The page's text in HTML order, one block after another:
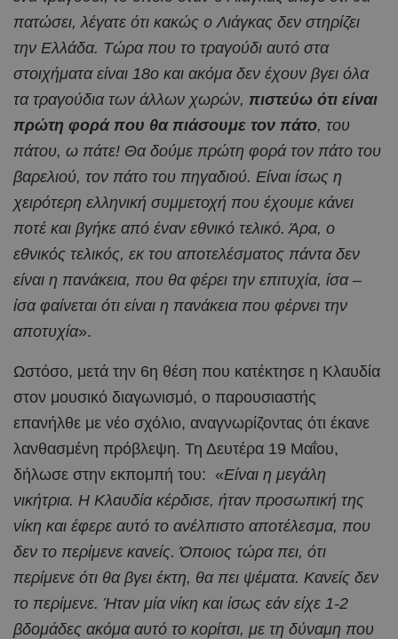
πατώσει, λέγατε ότι κακώς ο Λιάγκας δεν στηρίζει
την Ελλάδα. Τώρα που το τραγούδι αυτό στα
στοιχήματα είναι 18ο και ακόμα δεν έχουν βγει όλα
τα τραγούδια των άλλων χωρών, πιστεύω ότι είναι
πρώτη φορά που θα πιάσουμε τον πάτο, του
πάτου, ω πάτε! Θα δούμε πρώτη φορά τον πάτο του
βαρελιού, τον πάτο του πηγαδιού. Είναι ίσως η
χειρότερη ελληνική συμμετοχή που έχουμε κάνει
ποτέ και βγήκε από έναν εθνικό τελικό. Άρα, ο
εθνικός τελικός, εκ του αποτελέσματος πάντα δεν
είναι η πανάκεια, που θα φέρει την επιτυχία, ίσα –
ίσα φαίνεται ότι είναι η πανάκεια που φέρνει την
αποτυχία».
Ωστόσο, μετά την 6η θέση που κατέκτησε η Κλαυδία
στον μουσικό διαγωνισμό, ο παρουσιαστής
επανήλθε με νέο σχόλιο, αναγνωρίζοντας ότι έκανε
λανθασμένη πρόβλεψη. Τη Δευτέρα 19 Μαΐου,
δήλωσε στην εκπομπή του: «Είναι η μεγάλη
νικήτρια. Η Κλαυδία κέρδισε, ήταν προσωπική της
νίκη και έφερε αυτό το ανέλπιστο αποτέλεσμα, που
δεν το περίμενε κανείς. Όποιος τώρα πει, ότι
περίμενε ότι θα βγει έκτη, θα πει ψέματα. Κανείς δεν
το περίμενε. Ήταν μία νίκη και ίσως εάν είχε 1-2
βδομάδες ακόμα αυτό το κορίτσι, με τη δύναμη που